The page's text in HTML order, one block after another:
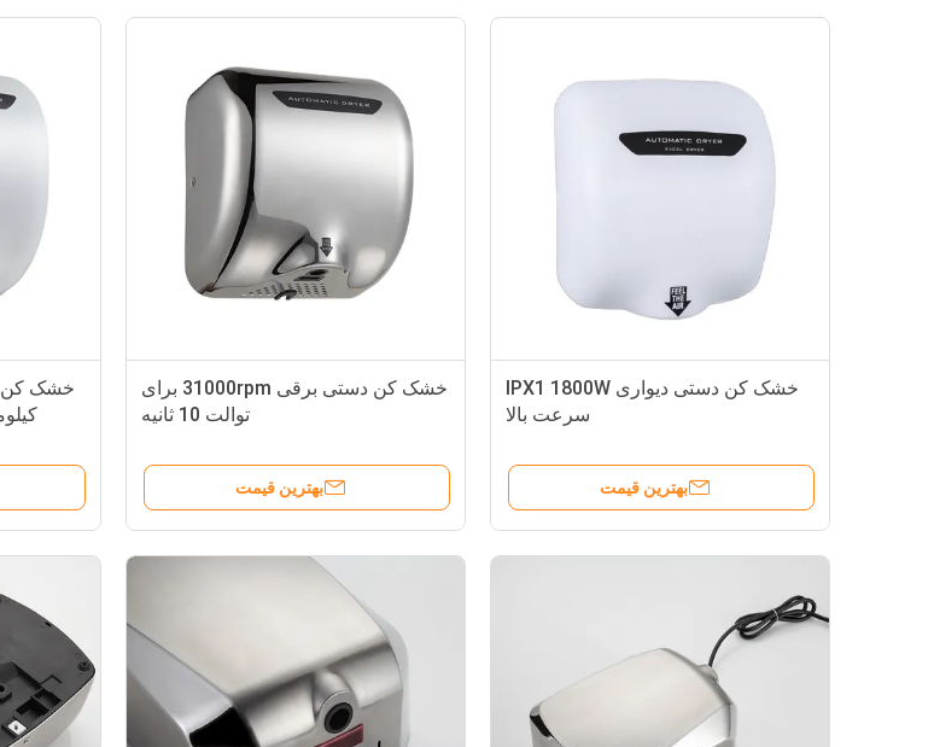
خشک کن دستی برقی 31000rpm برای
توالت 10 ثانیه
بهترین قیمت
خشک کن دستی دیواری IPX1 1800W
سرعت بالا
بهترین قیمت